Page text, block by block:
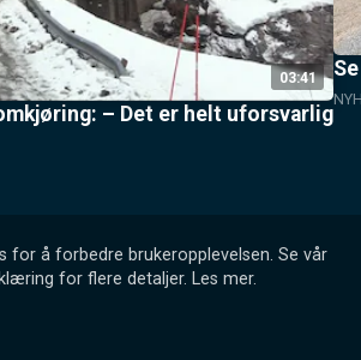
03:41
– Det er helt uforsvarlig
for å forbedre brukeropplevelsen. Se vår
for flere detaljer. Les mer.